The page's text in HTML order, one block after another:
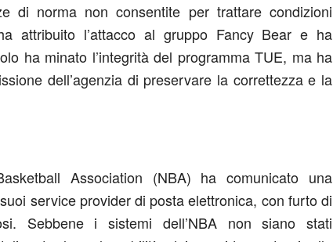
di norma non consentite per trattare condizioni
attribuito l’attacco al gruppo Fancy Bear e ha
ha minato l’integrità del programma TUE, ma ha
dell’agenzia di preservare la correttezza e la
Association (NBA) ha comunicato una
service provider di posta elettronica, con furto di
Sebbene i sistemi dell’NBA non siano stati